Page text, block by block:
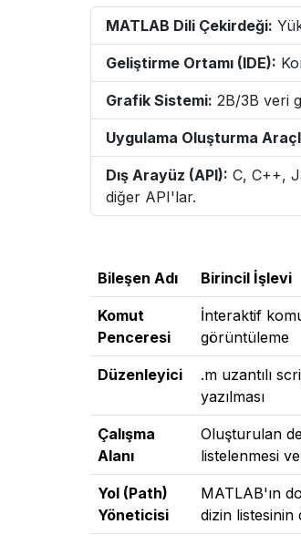
MATLAB Dili Çekirdeği:
Geliştirme Ortamı (IDE):
Grafik Sistemi: 2B/3B veri
Uygulama Oluşturma
Dış Arayüz (API): C, C++,
diğer API'lar.
Bileşen Adı Birincil İşlevi
Komut
Penceresi
İnteraktif
görüntüleme
Düzenleyici
.m uzantılı
yazılması
Çalışma
Alanı
Oluşturulan
listelenmesi
Yol (Path)
Yöneticisi
MATLAB'ın
dizin listesinin